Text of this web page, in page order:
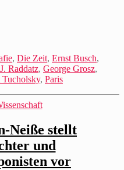
, Die Zeit, Ernst Busch,
Raddatz, George Grosz,
, Paris
Neiße stellt
und
vor